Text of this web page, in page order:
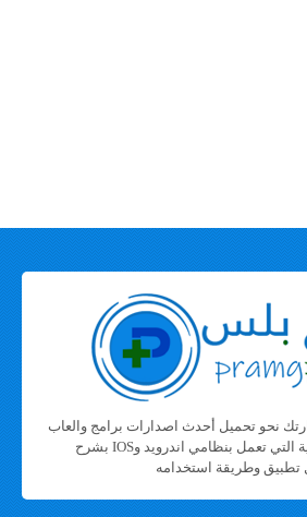
نحو تحميل أحدث اصدارات برامج والعاب
الموبايل والأجهزة اللوحية التي تعمل بنظامي اندرويد وIOS بشرح
وطريقة استخدامه